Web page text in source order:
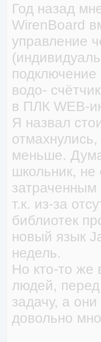
Год назад
WirenBoard
управление
подключение
водо-
в ПЛК WEB-
Я назвал
меньше.
школьник,
т.к. из-за
библиотек
новый язык
недель.
Но кто-то же
людей,
задачу, а
довольно